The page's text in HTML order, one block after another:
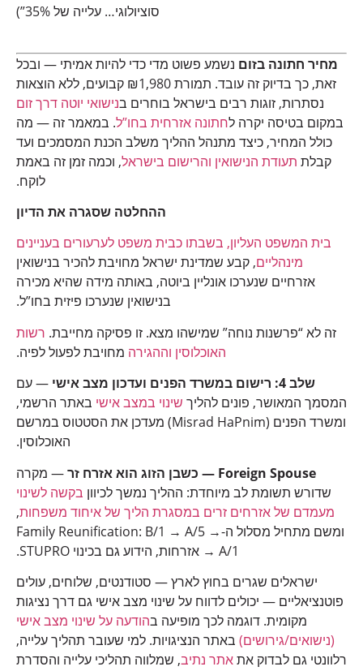
סוציולוגי… עלייה של 35%”)
מחיר חתונה בזום נשמע פשוט מדי כדי להיות אמיתי — ובכל
זאת, כך בדיוק זה עובד. תמורת ₪1,980 קבועים, ללא הוצאות
נסתרות, זוגות רבים בישראל בוחרים בנישואי יוטה דרך זום
במקום בטיסה יקרה לחתונה אזרחית בחו”ל. במאמר זה — מה
כולל המחיר, כיצד מתנהל ההליך משלב הכנת המסמכים ועד
קבלת תעודת הנישואין והרישום בישראל, וכמה זמן זה באמת
לוקח.
ההחלטה שסגרה את הדיון
בית המשפט העליון, בשבתו כבית משפט לערעורים בעניינים
מינהליים, קבע שמדינת ישראל מחויבת להכיר בנישואין
אזרחיים שנערכו אונליין ביוטה, באותה מידה שהיא מכירה
בנישואין שנערכו פיזית בחו”ל.
זה לא “פרשנות נוחה” שמישהו מצא. זו פסיקה מחייבת. רשות
האוכלוסין וההגירה מחויבת לפעול לפיה.
שלב 4: רישום במשרד הפנים ועדכון מצב אישי
— עם
המסמך המאושר, פונים להליך שינוי במצב אישי באתר הרשמי,
ומשרד הפנים (Misrad HaPnim) מעדכן את הסטטוס במרשם
האוכלוסין.
Foreign Spouse — כשבן הזוג הוא אזרח זר
— מקרה
שדורש תשומת לב מיוחדת: ההליך נמשך לכיוון בקשה לשינוי
מעמדם של אזרחים זרים במסגרת הליך של איחוד משפחות,
ומשם מתחיל מסלול ה-Family Reunification: B/1 → A/5 →
A/1 → אזרחות, הידוע גם בכינוי STUPRO.
ישראלים שגרים בחוץ לארץ — סטודנטים, שלוחים, עולים
פוטנציאליים — יכולים לדווח על שינוי מצב אישי גם דרך נציגות
מקומית. דוגמה לכך מופיעה בהודעה על שינוי מצב אישי
(נישואים/גירושים) באתר הנציגויות. למי שעובר תהליך עלייה,
רלוונטי גם לבדוק אתאתר נתיב, שמלווה תהליכי עלייה והסדרת